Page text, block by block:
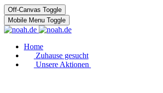
Off-Canvas Toggle
Mobile Menu Toggle
Home
Zuhause gesucht
Unsere Aktionen